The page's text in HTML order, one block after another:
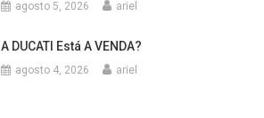
agosto 5, 2026 ariel
A DUCATI Está A VENDA?
agosto 4, 2026 ariel